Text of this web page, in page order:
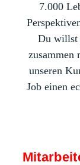
7.000
Du willst
zusammen
unseren
Job einen